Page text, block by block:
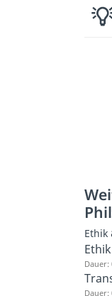
Ethik
Ethik
Dauer:
Dauer: